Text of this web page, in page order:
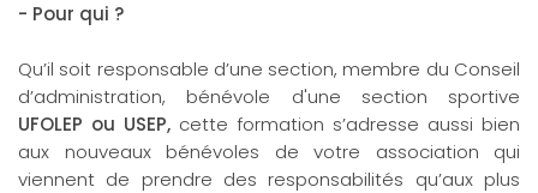
- Pour qui ?
Qu’il soit responsable d’une section, membre du Conseil
d’administration, bénévole d'une section sportive
UFOLEP ou USEP, cette formation s’adresse aussi bien
aux nouveaux bénévoles de votre association qui
viennent de prendre des responsabilités qu’aux plus